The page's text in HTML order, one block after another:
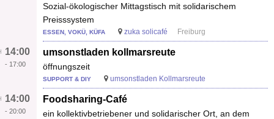
Sozial-ökologischer Mittagstisch mit solidarischem
Preisssystem
ESSEN, VOKÜ, KÜFA zuka solicafé Freiburg
umsonstladen kollmarsreute
öffnungszeit
14:00
- 17:00
SUPPORT & DIY umsonstladen Kollmarsreute
Foodsharing-Café
ein kollektivbetriebener und solidarischer Ort, an dem
14:00
- 20:00